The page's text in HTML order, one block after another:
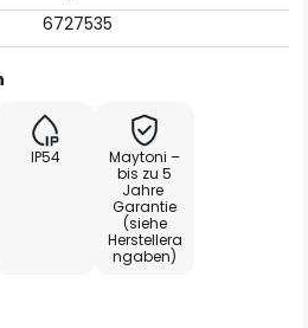
6727535
IP54
Maytoni –
bis zu 5
Jahre
Garantie
(siehe
Herstellera
ngaben)